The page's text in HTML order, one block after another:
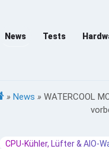
News Tests
» News » WATERCOOL
CPU-Kühler, Lüfter & AIO-